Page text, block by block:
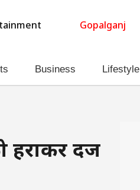
Gopalganj
Business Lifestyle
हराकर दर्ज